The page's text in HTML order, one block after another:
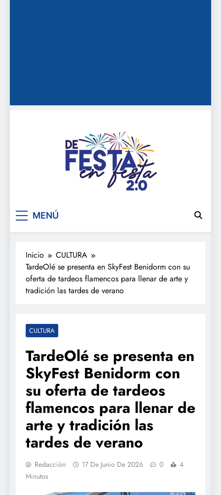
De festa en festa 2.0
MENÚ
Inicio
CULTURA
TardeOlé se presenta en SkyFest Benidorm con su
oferta de tardeos flamencos para llenar de arte y
tradición las tardes de verano
CULTURA
TardeOlé se presenta en
SkyFest Benidorm con
su oferta de tardeos
flamencos para llenar de
arte y tradición las
tardes de verano
Redacción 17 De Junio De 2026 0
4
Minutos